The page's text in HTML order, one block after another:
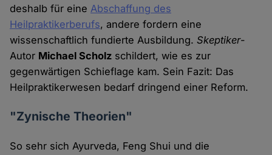
deshalb für eineAbschaffung des
Heilpraktikerberufs, andere fordern eine
wissenschaftlich fundierte Ausbildung.Skeptiker-
Autor Michael Scholz schildert, wie es zur
gegenwärtigen Schieflage kam. Sein Fazit: Das
Heilpraktikerwesen bedarf dringend einer Reform.
"Zynische Theorien"
So sehr sich Ayurveda, Feng Shui und die